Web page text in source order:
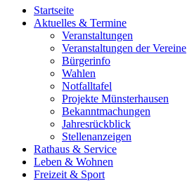
Startseite
Aktuelles & Termine
Veranstaltungen
Veranstaltungen der Vereine
Bürgerinfo
Wahlen
Notfalltafel
Projekte Münsterhausen
Bekanntmachungen
Jahresrückblick
Stellenanzeigen
Rathaus & Service
Leben & Wohnen
Freizeit & Sport